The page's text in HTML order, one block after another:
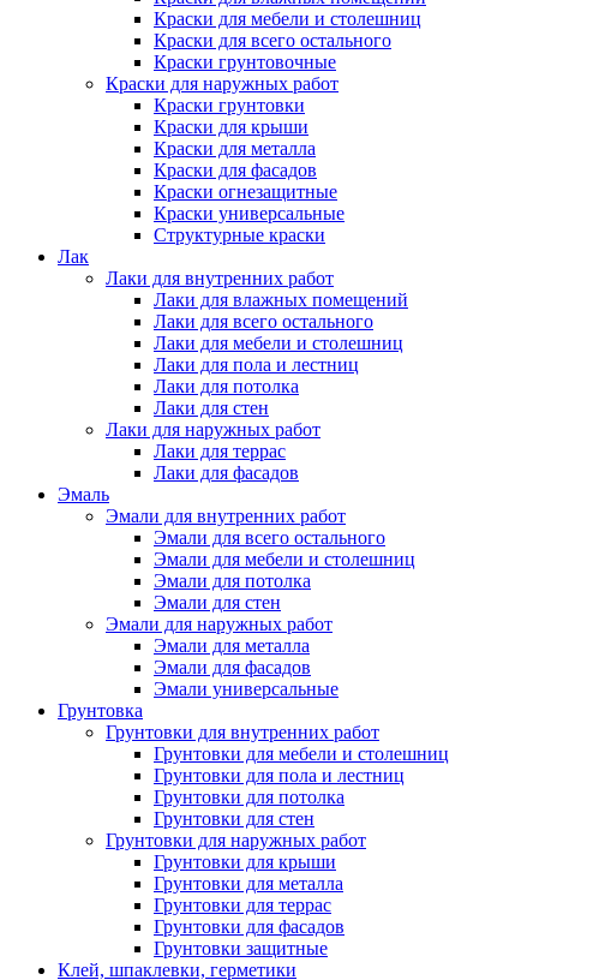
Краски для мебели и столешниц
Краски для всего остального
Краски грунтовочные
Краски для наружных работ
Краски грунтовки
Краски для крыши
Краски для металла
Краски для фасадов
Краски огнезащитные
Краски универсальные
Структурные краски
Лак
Лаки для внутренних работ
Лаки для влажных помещений
Лаки для всего остального
Лаки для мебели и столешниц
Лаки для пола и лестниц
Лаки для потолка
Лаки для стен
Лаки для наружных работ
Лаки для террас
Лаки для фасадов
Эмаль
Эмали для внутренних работ
Эмали для всего остального
Эмали для мебели и столешниц
Эмали для потолка
Эмали для стен
Эмали для наружных работ
Эмали для металла
Эмали для фасадов
Эмали универсальные
Грунтовка
Грунтовки для внутренних работ
Грунтовки для мебели и столешниц
Грунтовки для пола и лестниц
Грунтовки для потолка
Грунтовки для стен
Грунтовки для наружных работ
Грунтовки для крыши
Грунтовки для металла
Грунтовки для террас
Грунтовки для фасадов
Грунтовки защитные
Клей, шпаклевки, герметики